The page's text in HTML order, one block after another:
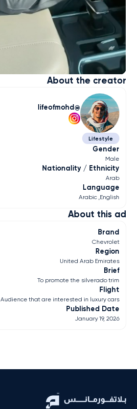
About this ad
Brand
Chevrolet
Region
United Arab Emirates
Brief
To promote the silverado trim
Flight
Audience that are interested in luxury cars
Published Date
January 19, 2026
About the creator
lifeofmohd
Lifestyle
Gender
Male
Nationality / Ethnicity
Arab
Language
English
Arabic